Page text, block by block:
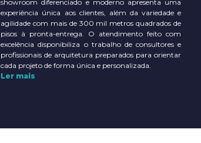
showroom diferenciado e moderno apresenta uma
experiência única aos clientes, além da variedade e
agilidade com mais de 300 mil metros quadrados de
pisos à pronta-entrega. O atendimento feito com
excelência disponibiliza o trabalho de consultores e
profissionais de arquitetura preparados para orientar
cada projeto de forma única e personalizada.
Ler mais